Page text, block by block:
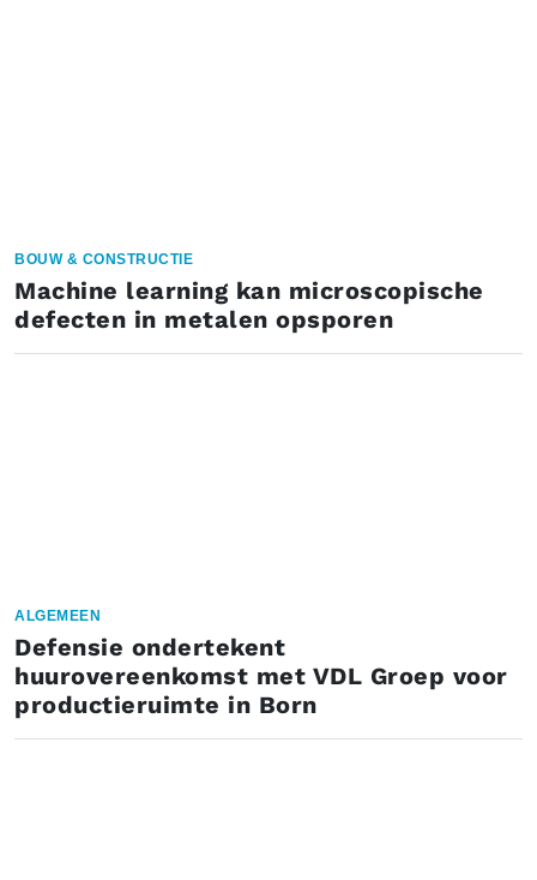
BOUW & CONSTRUCTIE
Machine learning kan microscopische
defecten in metalen opsporen
ALGEMEEN
Defensie ondertekent
huurovereenkomst met VDL Groep voor
productieruimte in Born